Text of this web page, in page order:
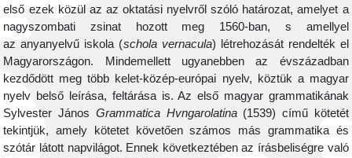
első ezek közül az az oktatási nyelvről szóló határozat, amelyet a
nagyszombati zsinat hozott meg 1560-ban, s amellyel
az anyanyelvű iskola (schola vernacula) létrehozását rendelték el
Magyarországon. Mindemellett ugyanebben az évszázadban
kezdődött meg több kelet-közép-európai nyelv, köztük a magyar
nyelv belső leírása, feltárása is. Az első magyar grammatikának
Sylvester János Grammatica Hvngarolatina(1539) című kötetét
tekintjük, amely kötetet követően számos más grammatika és
szótár látott napvilágot. Ennek következtében az írásbeliségre való